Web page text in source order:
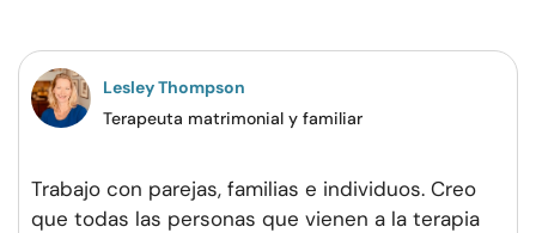
Lesley Thompson
Terapeuta matrimonial y familiar
Trabajo con parejas, familias e individuos. Creo
que todas las personas que vienen a la terapia